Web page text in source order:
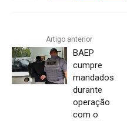
Artigo anterior
BAEP
cumpre
mandados
durante
operação
com o